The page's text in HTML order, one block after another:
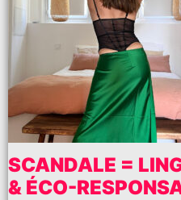
SCANDALE =
& ÉCO-